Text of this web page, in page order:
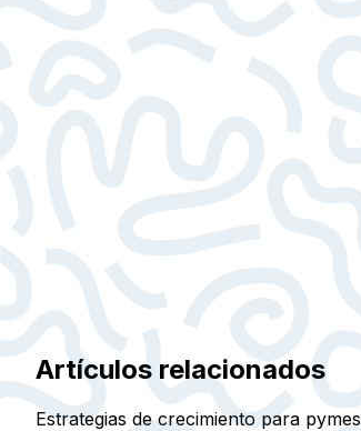
Artículos relacionados
Estrategias de crecimiento para pymes